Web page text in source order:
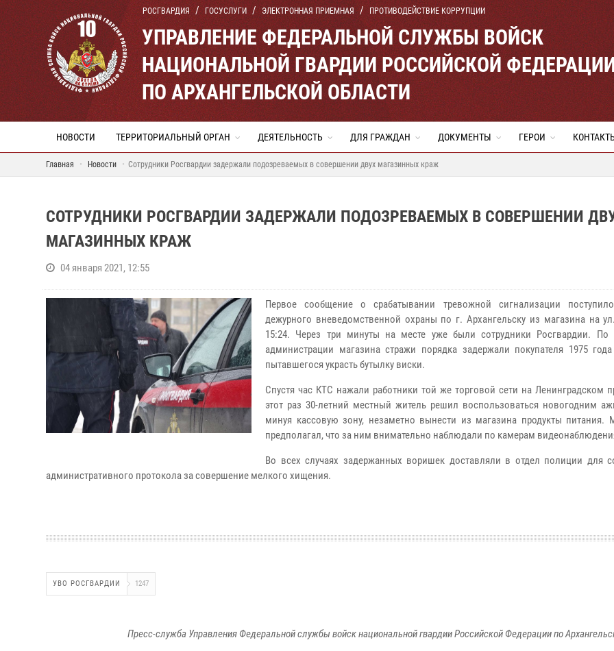
РОСГВАРДИЯ ГОСУСЛУГИ ЭЛЕКТРОННАЯ ПРИЕМНАЯ ПРОТИВОДЕЙСТВИЕ КОРРУПЦИИ
УПРАВЛЕНИЕ ФЕДЕРАЛЬНОЙ СЛУЖБЫ ВОЙСК
НАЦИОНАЛЬНОЙ ГВАРДИИ РОССИЙСКОЙ
ПО АРХАНГЕЛЬСКОЙ ОБЛАСТИ
НОВОСТИ ТЕРРИТОРИАЛЬНЫЙ ОРГАН ДЕЯТЕЛЬНОСТЬ ДЛЯ ГРАЖДАН ДОКУМЕНТЫ ГЕРОИ
Главная Новости Сотрудники Росгвардии задержали подозреваемых в совершении двух магазинных краж
СОТРУДНИКИ РОСГВАРДИИ ЗАДЕРЖАЛИ ПОДОЗРЕВАЕМЫХ В СОВЕРШЕНИИ
МАГАЗИННЫХ КРАЖ
04 января 2021, 12:55
Первое сообщение о срабатывании тревожной сигнализации
дежурного вневедомственной охраны по г. Архангельску из магазина на
15:24. Через три минуты на месте уже были сотрудники Росгвардии. По
администрации магазина стражи порядка задержали покупателя 1975
пытавшегося украсть бутылку виски.
Спустя час КТС нажали работники той же торговой сети на Ленинградском
этот раз 30-летний местный житель решил воспользоваться новогодним
минуя кассовую зону, незаметно вынести из магазина продукты питания.
предполагал, что за ним внимательно наблюдали по камерам
Во всех случаях задержанных воришек доставляли в отдел полиции для
административного протокола за совершение мелкого хищения.
УВО РОСГВАРДИИ 1247
Пресс-служба Управления Федеральной службы войск национальной гвардии Российской Федерации по